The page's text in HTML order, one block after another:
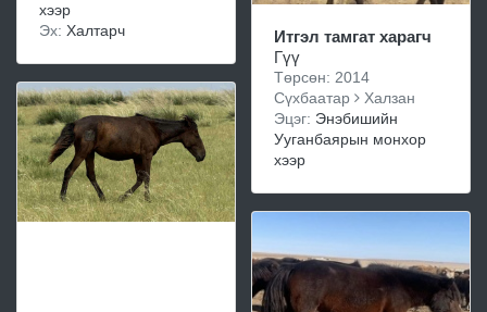
хээр
Эх: Халтарч
Итгэл тамгат харагч
Гүү
Төрсөн: 2014
Сүхбаатар
Халзан
Эцэг: Энэбишийн
Ууганбаярын монхор
хээр